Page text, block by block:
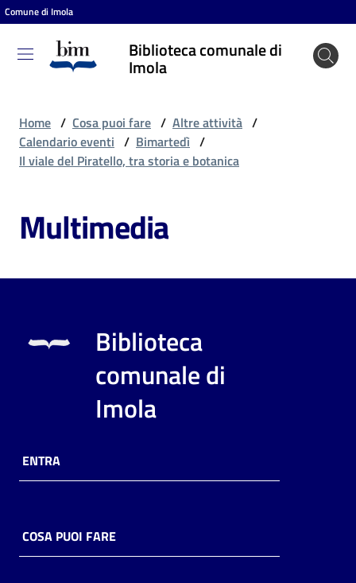
Vai al contenuto
Vai alla navigazione
Vai al footer
Comune di Imola
Biblioteca comunale di
Imola
Biblioteca
comunale
Cosa
fare
Scopri
online
Home / Cosa puoi fare / Altre attività /
Calendario eventi / Bimartedì /
Il viale del Piratello, tra storia e botanica
Multimedia
Biblioteca
comunale di
Imola
ENTRA
COSA PUOI FARE